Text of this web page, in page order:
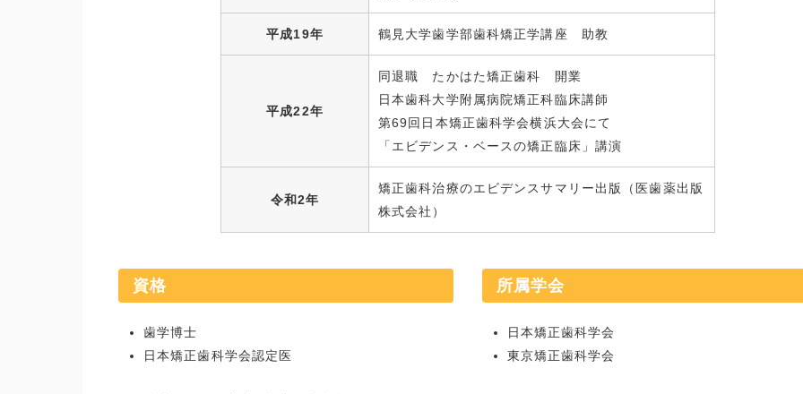
平成19年 鶴見大学歯学部歯科矯正学講座 助教
平成22年
同退職 たかはた矯正歯科 開業
日本歯科大学附属病院矯正科臨床講師
第69回日本矯正歯科学会横浜大会にて
「エビデンス・ベースの矯正臨床」講演
令和2年
矯正歯科治療のエビデンスサマリー出版（医歯薬出版
株式会社）
資格
歯学博士
日本矯正歯科学会認定医
所属学会
日本矯正歯科学会
東京矯正歯科学会